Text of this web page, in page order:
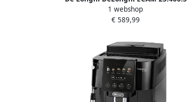
LatteCrema koffie espresso apparaat
Combinatiekoffiemachine 1 8 l Volledig
1 webshop
€ 589,99